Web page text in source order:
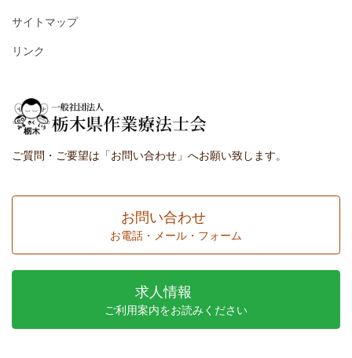
サイトマップ
リンク
ご質問・ご要望は「お問い合わせ」へお願い致します。
お問い合わせ
お電話・メール・フォーム
求人情報
ご利用案内をお読みください